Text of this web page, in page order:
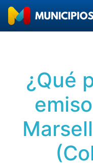
¿Qué